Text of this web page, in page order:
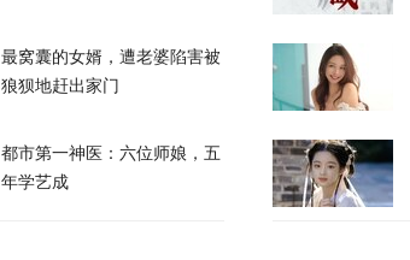
高市视察灾区，评论区“翻车”了
天下事
最窝囊的女婿，遭老婆陷害被
狼狈地赶出家门
都市第一神医：六位师娘，五
年学艺成